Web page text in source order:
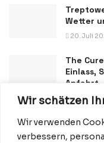
Wir schätzen
Wir verwenden
verbessern,
Wetter
20. Juli
The
Einlass,
Anfahrt
8. Juli